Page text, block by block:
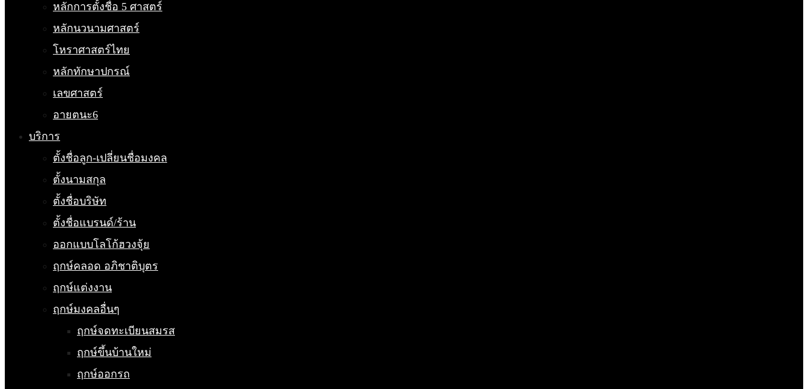
หลักการตั้งชื่อ 5 ศาสตร์
หลักนวนามศาสตร์
โหราศาสตร์ไทย
หลักทักษาปกรณ์
เลขศาสตร์
อายตนะ6
บริการ
ตั้งชื่อลูก-เปลี่ยนชื่อมงคล
ตั้งนามสกุล
ตั้งชื่อบริษัท
ตั้งชื่อแบรนด์/ร้าน
ออกแบบโลโก้ฮวงจุ้ย
ฤกษ์คลอด อภิชาติบุตร
ฤกษ์แต่งงาน
ฤกษ์มงคลอื่นๆ
ฤกษ์จดทะเบียนสมรส
ฤกษ์ขึ้นบ้านใหม่
ฤกษ์ออกรถ